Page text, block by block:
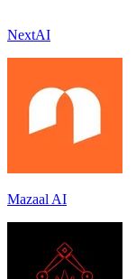
NextAI
Mazaal AI